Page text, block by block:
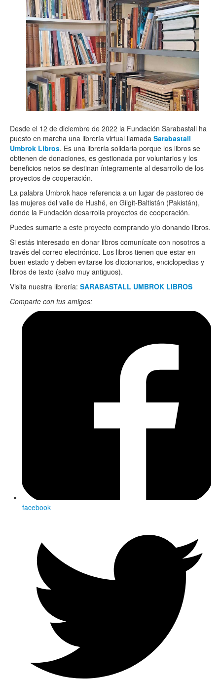
Multimedia
Desde el 12 de diciembre de 2022 la Fundación Sarabastall ha
puesto en marcha una librería virtual llamada Sarabastall
Umbrok Libros. Es una librería solidaria porque los libros se
obtienen de donaciones, es gestionada por voluntarios y los
beneficios netos se destinan íntegramente al desarrollo de los
proyectos de cooperación.
La palabra Umbrok hace referencia a un lugar de pastoreo de
las mujeres del valle de Hushé, en Gilgit-Baltistán (Pakistán),
donde la Fundación desarrolla proyectos de cooperación.
Puedes sumarte a este proyecto comprando y/o donando libros.
Si estás interesado en donar libros comunícate con nosotros a
través del correo electrónico. Los libros tienen que estar en
buen estado y deben evitarse los diccionarios, enciclopedias y
libros de texto (salvo muy antiguos).
Visita nuestra librería: SARABASTALL UMBROK LIBROS
Comparte con tus amigos:
facebook